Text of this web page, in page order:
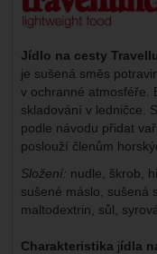
Jídlo na cesty
je sušená směs
v ochranné atmosféře.
skladování v ledničce.
podle návodu přidat
poslouží členům
Složení: nudle, škrob,
sušené máslo, sušená
maltodextrin, sůl,
Charakteristika jídla